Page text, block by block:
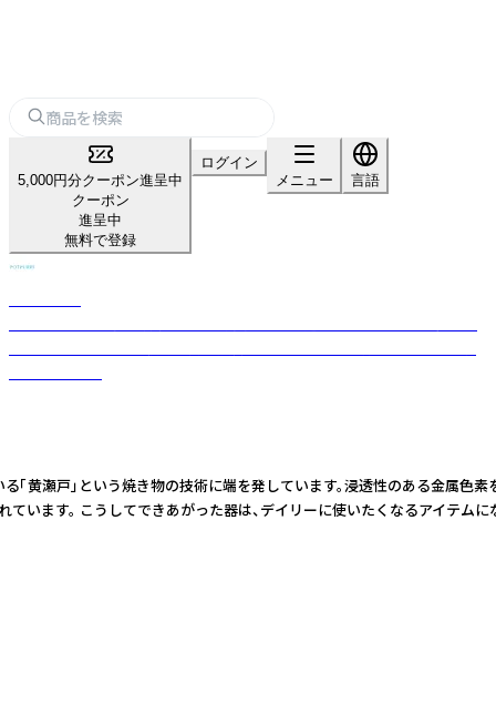
5,000円分クーポン進呈中
クーポン
進呈中
無料で登録
ログイン
メニュー
言語
戸」という焼き物の技術に端を発しています。浸透性のある金
います。 こうしてできあがった器は、デイリーに使いたくなるアイテムに